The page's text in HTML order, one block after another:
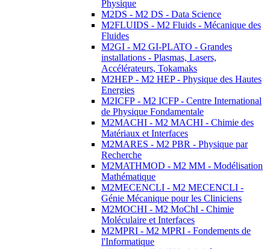
Physique
M2DS - M2 DS - Data Science
M2FLUIDS - M2 Fluids - Mécanique des
Fluides
M2GI - M2 GI-PLATO - Grandes
installations - Plasmas, Lasers,
Accélérateurs, Tokamaks
M2HEP - M2 HEP - Physique des Hautes
Energies
M2ICFP - M2 ICFP - Centre International
de Physique Fondamentale
M2MACHI - M2 MACHI - Chimie des
Matériaux et Interfaces
M2MARES - M2 PBR - Physique par
Recherche
M2MATHMOD - M2 MM - Modélisation
Mathématique
M2MECENCLI - M2 MECENCLI -
Génie Mécanique pour les Cliniciens
M2MOCHI - M2 MoChI - Chimie
Moléculaire et Interfaces
M2MPRI - M2 MPRI - Fondements de
l'Informatique